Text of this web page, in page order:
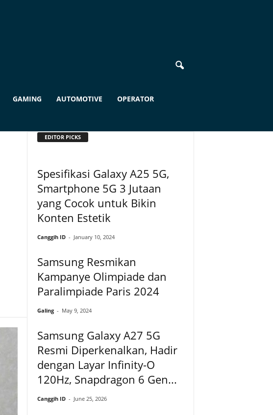
GAMING AUTOMOTIVE OPERATOR
EDITOR PICKS
Spesifikasi Galaxy A25 5G,
Smartphone 5G 3 Jutaan
yang Cocok untuk Bikin
Konten Estetik
Canggih ID - January 10, 2024
Samsung Resmikan
Kampanye Olimpiade dan
Paralimpiade Paris 2024
Galing - May 9, 2024
Samsung Galaxy A27 5G
Resmi Diperkenalkan, Hadir
dengan Layar Infinity-O
120Hz, Snapdragon 6 Gen...
Canggih ID - June 25, 2026